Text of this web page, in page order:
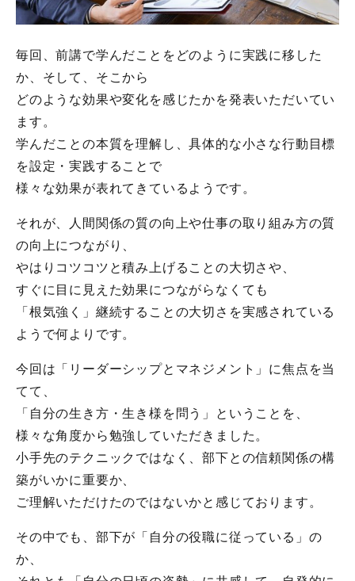
毎回、前講で学んだことをどのように実践に移した
か、そして、そこから
どのような効果や変化を感じたかを発表いただいてい
ます。
学んだことの本質を理解し、具体的な小さな行動目標
を設定・実践することで
様々な効果が表れてきているようです。
それが、人間関係の質の向上や仕事の取り組み方の質
の向上につながり、
やはりコツコツと積み上げることの大切さや、
すぐに目に見えた効果につながらなくても
「根気強く」継続することの大切さを実感されている
ようで何よりです。
今回は「リーダーシップとマネジメント」に焦点を当
てて、
「自分の生き方・生き様を問う」ということを、
様々な角度から勉強していただきました。
小手先のテクニックではなく、部下との信頼関係の構
築がいかに重要か、
ご理解いただけたのではないかと感じております。
その中でも、部下が「自分の役職に従っている」の
か、